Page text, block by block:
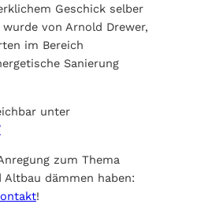
Geschick selber
von Arnold Drewer,
im Bereich
Sanierung
unter
zum Thema
Altbau dämmen haben:
!